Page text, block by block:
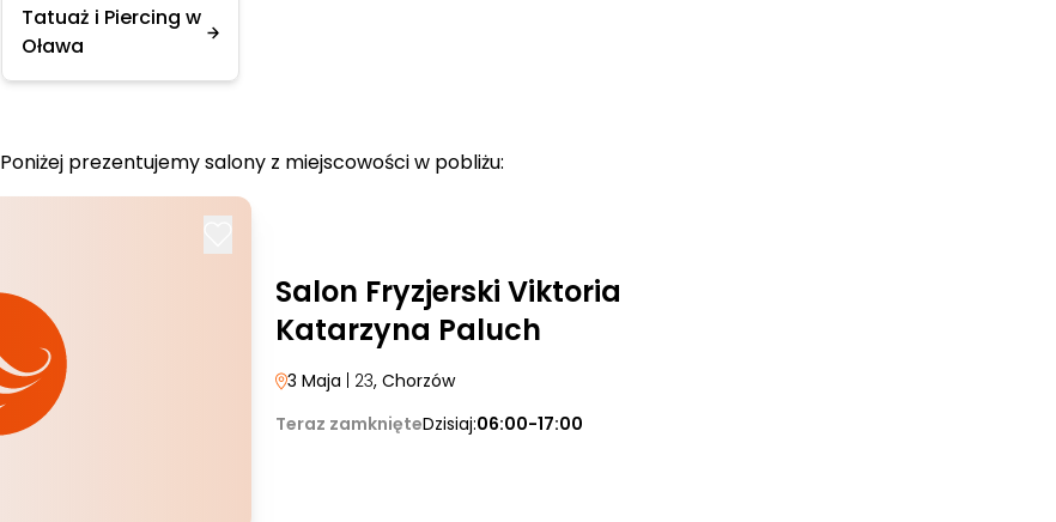
Tatuaż i Piercing w
Oława
Poniżej prezentujemy salony z miejscowości w pobliżu:
Salon Fryzjerski Viktoria
Katarzyna Paluch
3 Maja | 23, Chorzów
Teraz zamknięteDzisiaj:06:00-17:00